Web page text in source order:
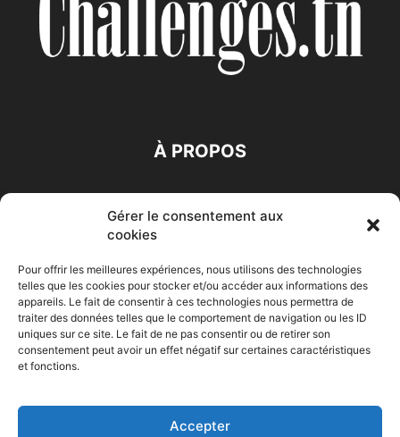
Gérer le consentement aux
cookies
Pour offrir les meilleures expériences, nous utilisons des technologies
telles que les cookies pour stocker et/ou accéder aux informations des
appareils. Le fait de consentir à ces technologies nous permettra de
traiter des données telles que le comportement de navigation ou les ID
uniques sur ce site. Le fait de ne pas consentir ou de retirer son
consentement peut avoir un effet négatif sur certaines caractéristiques
et fonctions.
Accepter
À PROPOS
Accueil Economie Entreprises Entrepreneur
Maghreb